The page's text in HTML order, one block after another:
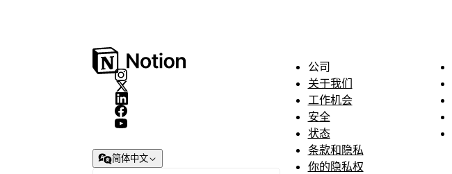
简体中文
公司
关于我们
工作机会
安全
状态
条款和隐私
你的隐私权